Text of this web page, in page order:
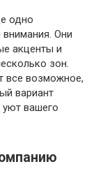
одно
Они
акценты и
зон.
все возможное,
вариант
уют вашего